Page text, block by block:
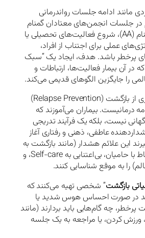
مانند ادامه جلسات رواندرمانی
جلسات انجمن‌های معتادان گمنام
(NA) یا الکلی‌های گمنام (AA)، شروع فعالیت‌های تحصیلی یا
عملی برای اجتناب از افراد،
پرخطر باشد. هدف، ایجاد یک “سبک
در آن بیمار فعالیت‌ها، ارتباطات و
را جایگزین الگوهای قدیمی می‌کند.
آموزش جامع پیشگیری از بازگشت (Relapse Prevention)
درمانیست. بیماران می‌آموزند که
نیست، بلکه یک فرآیند تدریجی
عاطفی، ذهنی و رفتاری آغاز
این علائم هشدار (مانند بازگشت به
افکار انکاری، قطع ارتباط با حامیان، بی‌اعتنایی به Self-care، و
را به موقع شناسایی کنند.
بازگشت” شخصی تهیه می‌کنند که
در صورت احساس هوس شدید یا
چه گام‌هایی باید بردارند (مانند
ورزش کردن، یا مراجعه به یک جلسه